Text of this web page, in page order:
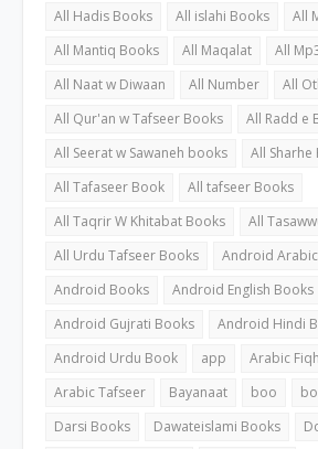
All Hadis Books All islahi Books
All
All Mantiq Books
All Maqalat
All
All Naat w Diwaan
All Number
All
All Qur'an w Tafseer Books
All Radd e
All Seerat w Sawaneh books
All
All Tafaseer Book
All tafseer Books
All Taqrir W Khitabat Books
All
All Urdu Tafseer Books
Android
Android Books
Android English Books
Android Gujrati Books
Android Hindi
Android Urdu Book
app
Arabic
Arabic Tafseer
Bayanaat boo
Darsi Books
Dawateislami Books